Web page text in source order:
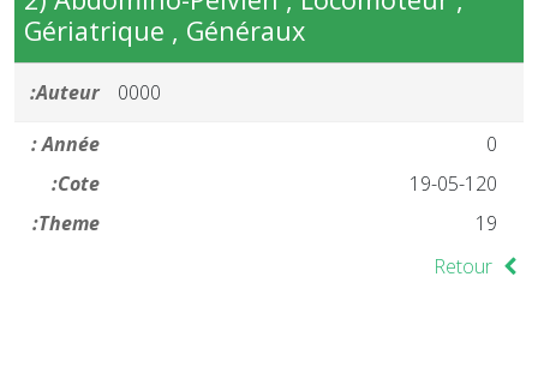
Gériatrique , Généraux
Auteur:
0000
Année :
0
Cote:
19-05-120
Theme:
19
Retour